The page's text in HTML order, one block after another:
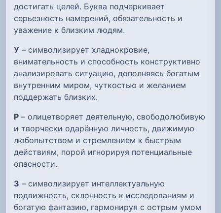
достигать целей. Буква подчеркивает
серьезность намерений, обязательность и
уважение к близким людям.
У – символизирует хладнокровие,
внимательность и способность конструктивно
анализировать ситуацию, дополняясь богатым
внутренним миром, чуткостью и желанием
поддержать близких.
Р – олицетворяет деятельную, свободолюбивую
и творчески одарённую личность, движимую
любопытством и стремлением к быстрым
действиям, порой игнорируя потенциальные
опасности.
З – символизирует интеллектуальную
подвижность, склонность к исследованиям и
богатую фантазию, гармонируя с острым умом